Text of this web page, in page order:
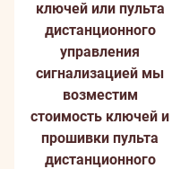
ключей или пульта
дистанционного
управления
сигнализацией мы
возместим
стоимость ключей и
прошивки пульта
дистанционного